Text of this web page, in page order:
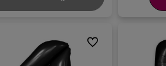
Do ulubionych